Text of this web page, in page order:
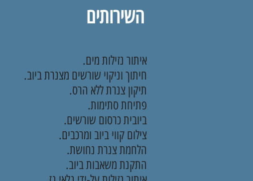
השירותים
איתור נזילות מים.
חיתוך וניקוי שורשים מצנרת ביוב.
תיקון צנרת ללא הרס.
פתיחת סתימות.
ביובית כרסום שורשים.
צילום קווי ביוב ומרכבים.
הלחמת צנרת נחושת.
התקנת משאבות ביוב.